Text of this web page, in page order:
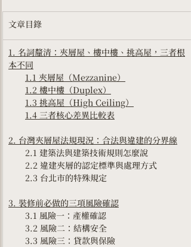
文章目錄
1. 名詞釐清：夾層屋、樓中樓、挑高屋，三者根
本不同
1.1 夾層屋（Mezzanine）
1.2 樓中樓（Duplex）
1.3 挑高屋（High Ceiling）
1.4 三者核心差異比較表
2. 台灣夾層屋法規現況：合法與違建的分界線
2.1 建築法與建築技術規則怎麼說
2.2 違建夾層的認定標準與處理方式
2.3 台北市的特殊規定
3. 裝修前必做的三項風險確認
3.1 風險一：產權確認
3.2 風險二：結構安全
3.3 風險三：貸款與保險